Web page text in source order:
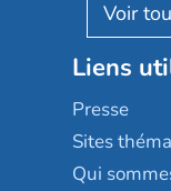
Stella
Les
Sérénys
Résidalya
Groupe
Liens
Presse
Sites
Qui